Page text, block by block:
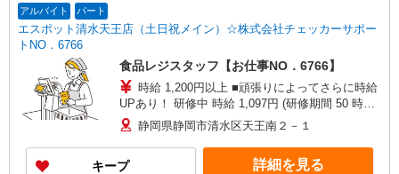
アルバイト パート
エスポット清水天王店（土日祝メイン）☆株式会社チェッカーサポー
トNO．6766
食品レジスタッフ【お仕事NO．6766】
時給 1,200円以上 ■頑張りによってさらに時給
UPあり！ 研修中 時給 1,097円 (研修期間 50 時間
)
静岡県静岡市清水区天王南２－１
キープ 詳細を見る